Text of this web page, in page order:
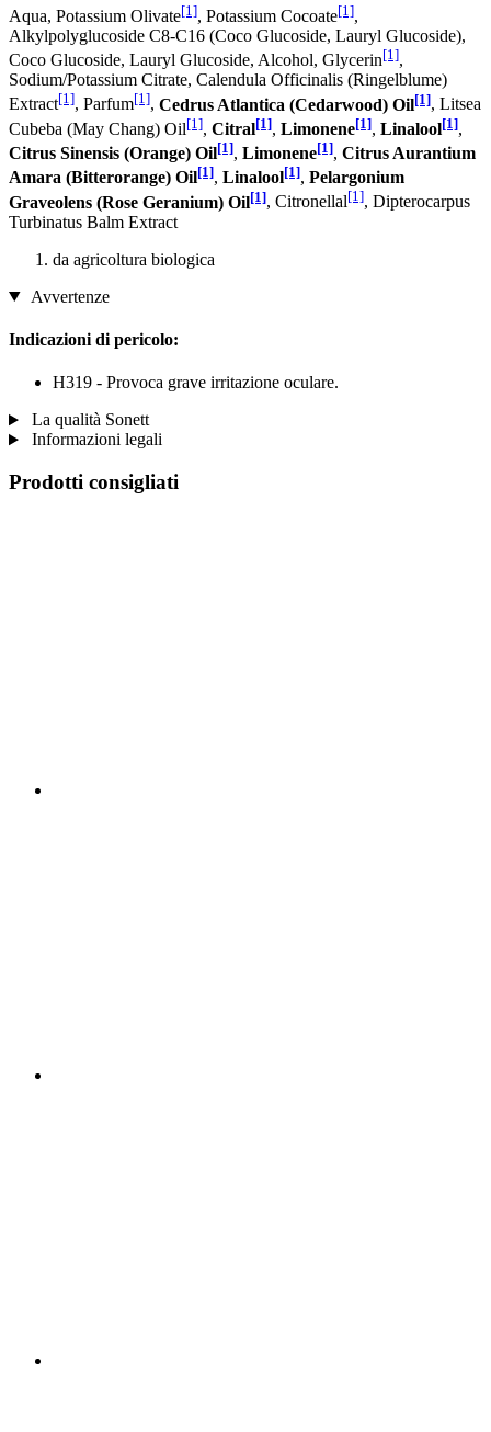
Aqua, Potassium Olivate[1], Potassium Cocoate[1],
Alkylpolyglucoside C8-C16 (Coco Glucoside, Lauryl Glucoside),
Coco Glucoside, Lauryl Glucoside, Alcohol, Glycerin[1],
Sodium/Potassium Citrate, Calendula Officinalis (Ringelblume)
Extract[1], Parfum[1], Cedrus Atlantica (Cedarwood) Oil[1], Litsea
Cubeba (May Chang) Oil[1], Citral[1], Limonene[1], Linalool[1],
Citrus Sinensis (Orange) Oil[1], Limonene[1], Citrus Aurantium
Amara (Bitterorange) Oil[1], Linalool[1], Pelargonium
Graveolens (Rose Geranium) Oil[1], Citronellal[1], Dipterocarpus
Turbinatus Balm Extract
da agricoltura biologica
Avvertenze
Indicazioni di pericolo:
H319 - Provoca grave irritazione oculare.
La qualità Sonett
Informazioni legali
Prodotti consigliati